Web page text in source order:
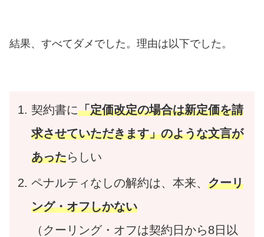
結果、すべてダメでした。理由は以下でした。
契約書に「定価改定の場合は新定価を請
求させていただきます」のような文言が
あったらしい
ペナルティなしの解約は、本来、クーリ
ング・オフしかない
（クーリング・オフは契約日から8日以